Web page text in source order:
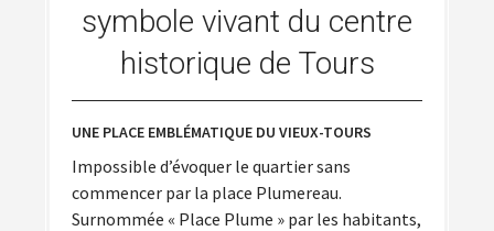
symbole vivant du centre
historique de Tours
UNE PLACE EMBLÉMATIQUE DU VIEUX-TOURS
Impossible d’évoquer le quartier sans
commencer par la place Plumereau.
Surnommée « Place Plume » par les habitants,